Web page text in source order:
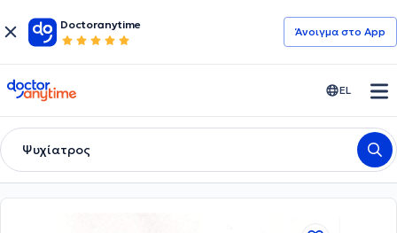
Doctoranytime
Άνοιγμα στο App
doctoranytime EL
Ψυχίατρος